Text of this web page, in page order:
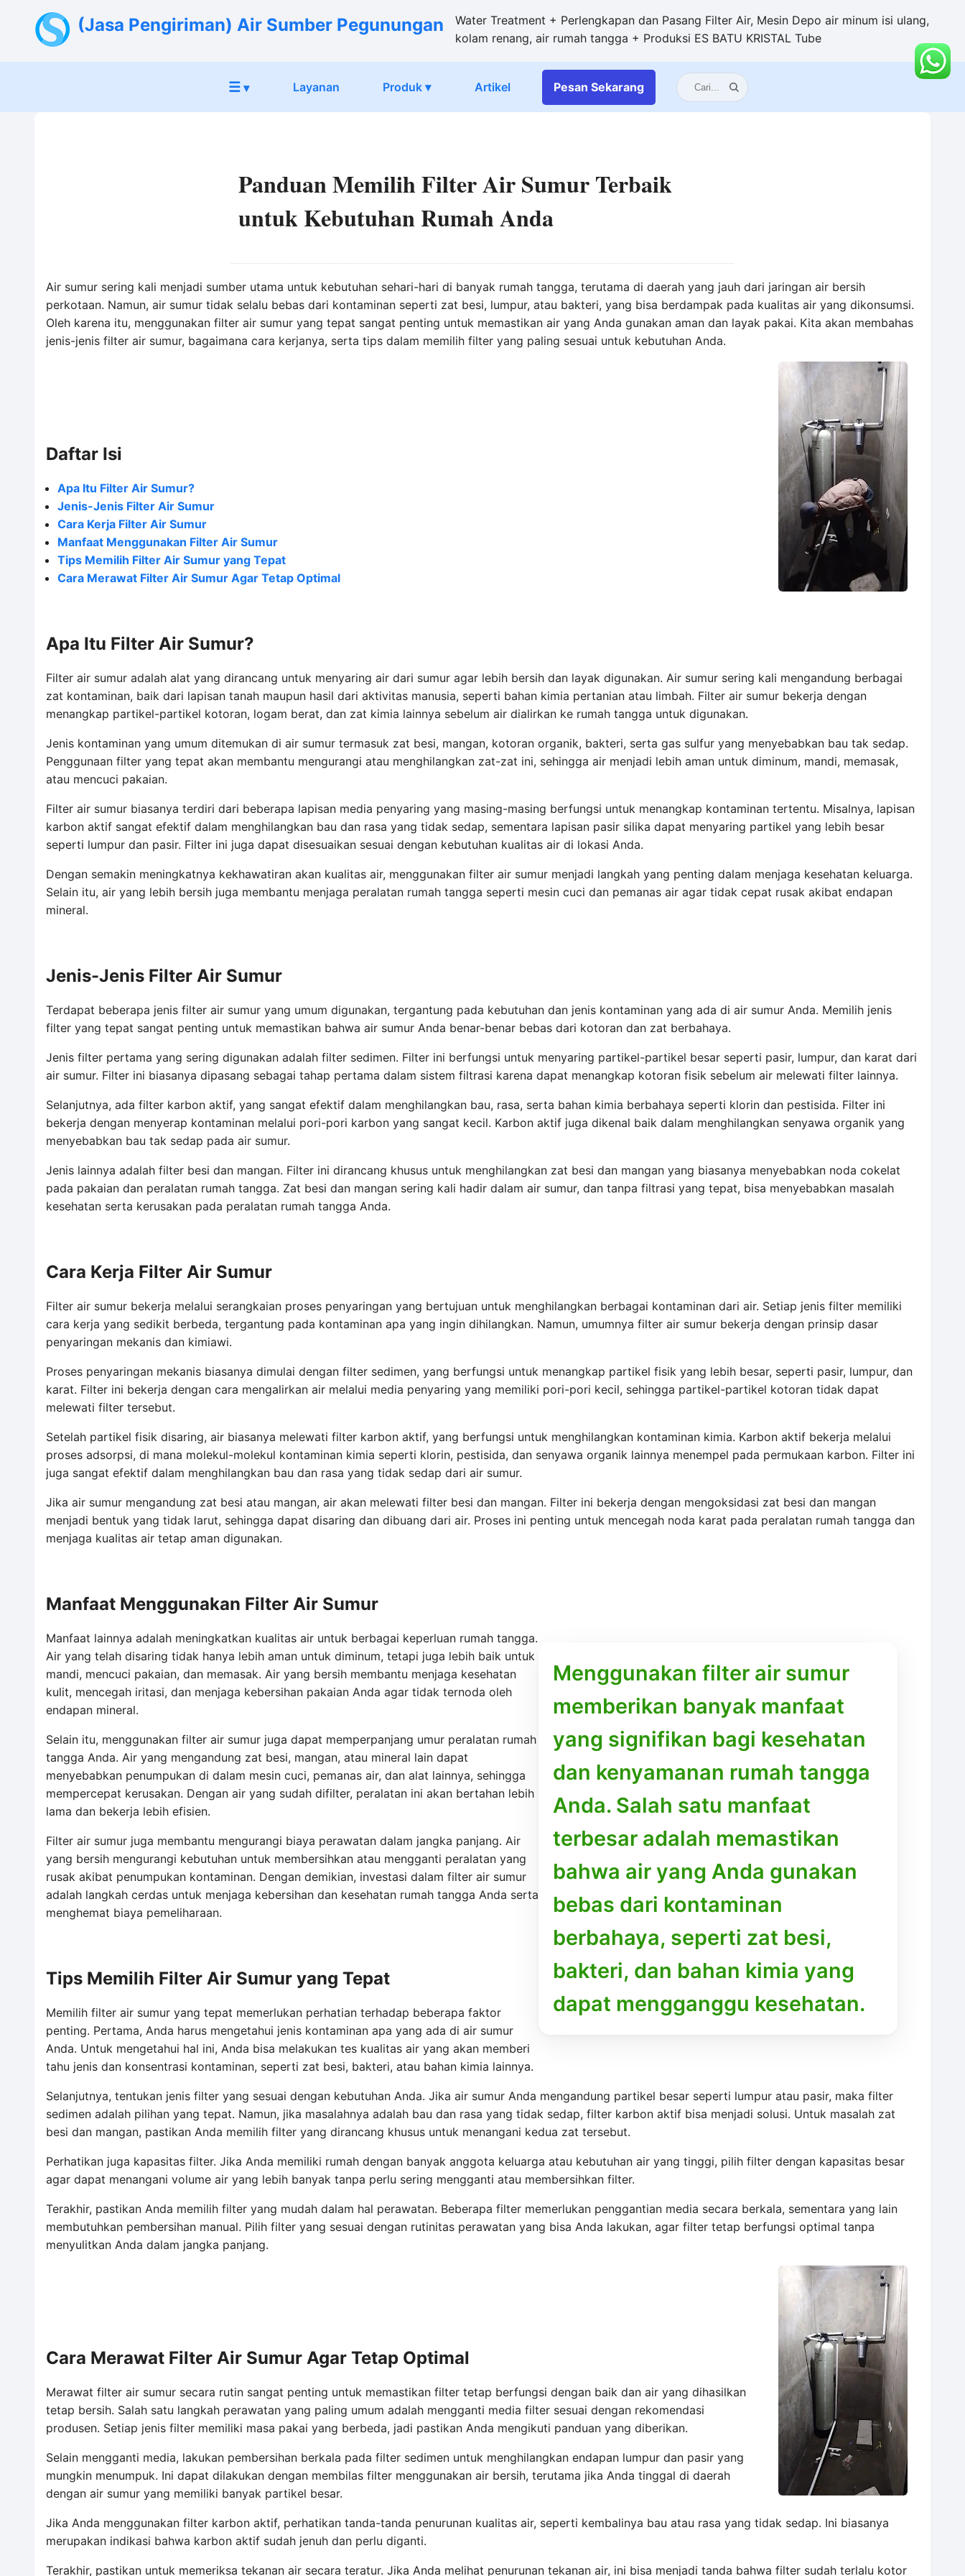
(Jasa Pengiriman) Air Sumber Pegunungan
Water Treatment + Perlengkapan dan Pasang Filter Air, Mesin Depo air minum isi ulang,
kolam renang, air rumah tangga + Produksi ES BATU KRISTAL Tube
☰ ▾ Layanan Produk ▾ Artikel Pesan Sekarang
Panduan Memilih Filter Air Sumur Terbaik
untuk Kebutuhan Rumah Anda
Air sumur sering kali menjadi sumber utama untuk kebutuhan sehari-hari di banyak rumah tangga, terutama di daerah yang jauh dari jaringan air bersih
perkotaan. Namun, air sumur tidak selalu bebas dari kontaminan seperti zat besi, lumpur, atau bakteri, yang bisa berdampak pada kualitas air yang dikonsumsi.
Oleh karena itu, menggunakan filter air sumur yang tepat sangat penting untuk memastikan air yang Anda gunakan aman dan layak pakai. Kita akan membahas
jenis-jenis filter air sumur, bagaimana cara kerjanya, serta tips dalam memilih filter yang paling sesuai untuk kebutuhan Anda.
Daftar Isi
Apa Itu Filter Air Sumur?
Jenis-Jenis Filter Air Sumur
Cara Kerja Filter Air Sumur
Manfaat Menggunakan Filter Air Sumur
Tips Memilih Filter Air Sumur yang Tepat
Cara Merawat Filter Air Sumur Agar Tetap Optimal
Apa Itu Filter Air Sumur?
Filter air sumur adalah alat yang dirancang untuk menyaring air dari sumur agar lebih bersih dan layak digunakan. Air sumur sering kali mengandung berbagai
zat kontaminan, baik dari lapisan tanah maupun hasil dari aktivitas manusia, seperti bahan kimia pertanian atau limbah. Filter air sumur bekerja dengan
menangkap partikel-partikel kotoran, logam berat, dan zat kimia lainnya sebelum air dialirkan ke rumah tangga untuk digunakan.
Jenis kontaminan yang umum ditemukan di air sumur termasuk zat besi, mangan, kotoran organik, bakteri, serta gas sulfur yang menyebabkan bau tak sedap.
Penggunaan filter yang tepat akan membantu mengurangi atau menghilangkan zat-zat ini, sehingga air menjadi lebih aman untuk diminum, mandi, memasak,
atau mencuci pakaian.
Filter air sumur biasanya terdiri dari beberapa lapisan media penyaring yang masing-masing berfungsi untuk menangkap kontaminan tertentu. Misalnya, lapisan
karbon aktif sangat efektif dalam menghilangkan bau dan rasa yang tidak sedap, sementara lapisan pasir silika dapat menyaring partikel yang lebih besar
seperti lumpur dan pasir. Filter ini juga dapat disesuaikan sesuai dengan kebutuhan kualitas air di lokasi Anda.
Dengan semakin meningkatnya kekhawatiran akan kualitas air, menggunakan filter air sumur menjadi langkah yang penting dalam menjaga kesehatan keluarga.
Selain itu, air yang lebih bersih juga membantu menjaga peralatan rumah tangga seperti mesin cuci dan pemanas air agar tidak cepat rusak akibat endapan
mineral.
Jenis-Jenis Filter Air Sumur
Terdapat beberapa jenis filter air sumur yang umum digunakan, tergantung pada kebutuhan dan jenis kontaminan yang ada di air sumur Anda. Memilih jenis
filter yang tepat sangat penting untuk memastikan bahwa air sumur Anda benar-benar bebas dari kotoran dan zat berbahaya.
Jenis filter pertama yang sering digunakan adalah filter sedimen. Filter ini berfungsi untuk menyaring partikel-partikel besar seperti pasir, lumpur, dan karat dari
air sumur. Filter ini biasanya dipasang sebagai tahap pertama dalam sistem filtrasi karena dapat menangkap kotoran fisik sebelum air melewati filter lainnya.
Selanjutnya, ada filter karbon aktif, yang sangat efektif dalam menghilangkan bau, rasa, serta bahan kimia berbahaya seperti klorin dan pestisida. Filter ini
bekerja dengan menyerap kontaminan melalui pori-pori karbon yang sangat kecil. Karbon aktif juga dikenal baik dalam menghilangkan senyawa organik yang
menyebabkan bau tak sedap pada air sumur.
Jenis lainnya adalah filter besi dan mangan. Filter ini dirancang khusus untuk menghilangkan zat besi dan mangan yang biasanya menyebabkan noda cokelat
pada pakaian dan peralatan rumah tangga. Zat besi dan mangan sering kali hadir dalam air sumur, dan tanpa filtrasi yang tepat, bisa menyebabkan masalah
kesehatan serta kerusakan pada peralatan rumah tangga Anda.
Cara Kerja Filter Air Sumur
Filter air sumur bekerja melalui serangkaian proses penyaringan yang bertujuan untuk menghilangkan berbagai kontaminan dari air. Setiap jenis filter memiliki
cara kerja yang sedikit berbeda, tergantung pada kontaminan apa yang ingin dihilangkan. Namun, umumnya filter air sumur bekerja dengan prinsip dasar
penyaringan mekanis dan kimiawi.
Proses penyaringan mekanis biasanya dimulai dengan filter sedimen, yang berfungsi untuk menangkap partikel fisik yang lebih besar, seperti pasir, lumpur, dan
karat. Filter ini bekerja dengan cara mengalirkan air melalui media penyaring yang memiliki pori-pori kecil, sehingga partikel-partikel kotoran tidak dapat
melewati filter tersebut.
Setelah partikel fisik disaring, air biasanya melewati filter karbon aktif, yang berfungsi untuk menghilangkan kontaminan kimia. Karbon aktif bekerja melalui
proses adsorpsi, di mana molekul-molekul kontaminan kimia seperti klorin, pestisida, dan senyawa organik lainnya menempel pada permukaan karbon. Filter ini
juga sangat efektif dalam menghilangkan bau dan rasa yang tidak sedap dari air sumur.
Jika air sumur mengandung zat besi atau mangan, air akan melewati filter besi dan mangan. Filter ini bekerja dengan mengoksidasi zat besi dan mangan
menjadi bentuk yang tidak larut, sehingga dapat disaring dan dibuang dari air. Proses ini penting untuk mencegah noda karat pada peralatan rumah tangga dan
menjaga kualitas air tetap aman digunakan.
Manfaat Menggunakan Filter Air Sumur
Menggunakan filter air sumur
memberikan banyak manfaat
yang signifikan bagi kesehatan
dan kenyamanan rumah tangga
Anda. Salah satu manfaat
terbesar adalah memastikan
bahwa air yang Anda gunakan
bebas dari kontaminan
berbahaya, seperti zat besi,
bakteri, dan bahan kimia yang
dapat mengganggu kesehatan.
Manfaat lainnya adalah meningkatkan kualitas air untuk berbagai keperluan rumah tangga.
Air yang telah disaring tidak hanya lebih aman untuk diminum, tetapi juga lebih baik untuk
mandi, mencuci pakaian, dan memasak. Air yang bersih membantu menjaga kesehatan
kulit, mencegah iritasi, dan menjaga kebersihan pakaian Anda agar tidak ternoda oleh
endapan mineral.
Selain itu, menggunakan filter air sumur juga dapat memperpanjang umur peralatan rumah
tangga Anda. Air yang mengandung zat besi, mangan, atau mineral lain dapat
menyebabkan penumpukan di dalam mesin cuci, pemanas air, dan alat lainnya, sehingga
mempercepat kerusakan. Dengan air yang sudah difilter, peralatan ini akan bertahan lebih
lama dan bekerja lebih efisien.
Filter air sumur juga membantu mengurangi biaya perawatan dalam jangka panjang. Air
yang bersih mengurangi kebutuhan untuk membersihkan atau mengganti peralatan yang
rusak akibat penumpukan kontaminan. Dengan demikian, investasi dalam filter air sumur
adalah langkah cerdas untuk menjaga kebersihan dan kesehatan rumah tangga Anda serta
menghemat biaya pemeliharaan.
Tips Memilih Filter Air Sumur yang Tepat
Memilih filter air sumur yang tepat memerlukan perhatian terhadap beberapa faktor
penting. Pertama, Anda harus mengetahui jenis kontaminan apa yang ada di air sumur
Anda. Untuk mengetahui hal ini, Anda bisa melakukan tes kualitas air yang akan memberi
tahu jenis dan konsentrasi kontaminan, seperti zat besi, bakteri, atau bahan kimia lainnya.
Selanjutnya, tentukan jenis filter yang sesuai dengan kebutuhan Anda. Jika air sumur Anda mengandung partikel besar seperti lumpur atau pasir, maka filter
sedimen adalah pilihan yang tepat. Namun, jika masalahnya adalah bau dan rasa yang tidak sedap, filter karbon aktif bisa menjadi solusi. Untuk masalah zat
besi dan mangan, pastikan Anda memilih filter yang dirancang khusus untuk menangani kedua zat tersebut.
Perhatikan juga kapasitas filter. Jika Anda memiliki rumah dengan banyak anggota keluarga atau kebutuhan air yang tinggi, pilih filter dengan kapasitas besar
agar dapat menangani volume air yang lebih banyak tanpa perlu sering mengganti atau membersihkan filter.
Terakhir, pastikan Anda memilih filter yang mudah dalam hal perawatan. Beberapa filter memerlukan penggantian media secara berkala, sementara yang lain
membutuhkan pembersihan manual. Pilih filter yang sesuai dengan rutinitas perawatan yang bisa Anda lakukan, agar filter tetap berfungsi optimal tanpa
menyulitkan Anda dalam jangka panjang.
Cara Merawat Filter Air Sumur Agar Tetap Optimal
Merawat filter air sumur secara rutin sangat penting untuk memastikan filter tetap berfungsi dengan baik dan air yang dihasilkan
tetap bersih. Salah satu langkah perawatan yang paling umum adalah mengganti media filter sesuai dengan rekomendasi
produsen. Setiap jenis filter memiliki masa pakai yang berbeda, jadi pastikan Anda mengikuti panduan yang diberikan.
Selain mengganti media, lakukan pembersihan berkala pada filter sedimen untuk menghilangkan endapan lumpur dan pasir yang
mungkin menumpuk. Ini dapat dilakukan dengan membilas filter menggunakan air bersih, terutama jika Anda tinggal di daerah
dengan air sumur yang memiliki banyak partikel besar.
Jika Anda menggunakan filter karbon aktif, perhatikan tanda-tanda penurunan kualitas air, seperti kembalinya bau atau rasa yang tidak sedap. Ini biasanya
merupakan indikasi bahwa karbon aktif sudah jenuh dan perlu diganti.
Terakhir, pastikan untuk memeriksa tekanan air secara teratur. Jika Anda melihat penurunan tekanan air, ini bisa menjadi tanda bahwa filter sudah terlalu kotor